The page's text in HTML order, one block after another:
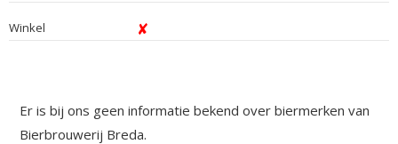
Winkel
Er is bij ons geen informatie bekend over biermerken van
Bierbrouwerij Breda.